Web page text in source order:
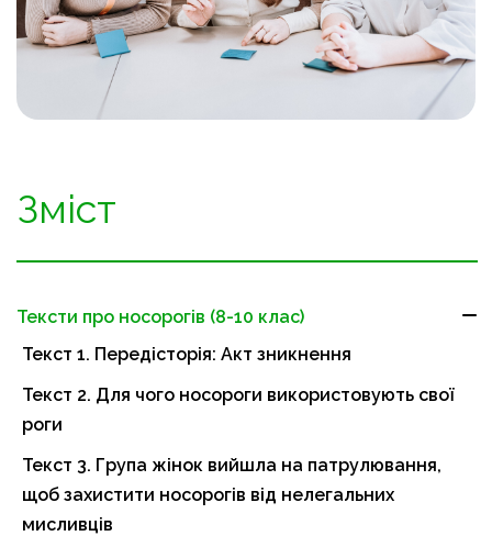
Зміст
Тексти про носорогів (8-10 клас)
Текст 1. Передісторія: Акт зникнення
Текст 2. Для чого носороги використовують свої
роги
Текст 3. Група жінок вийшла на патрулювання,
щоб захистити носорогів від нелегальних
мисливців